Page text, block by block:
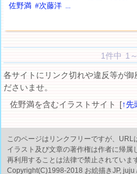
佐野満 #次藤洋 ...
1件中 1
各サイトにリンク切れや違反等が御
ださいませ。
佐野満を含むイラストサイト [↑先
このページはリンクフリーですが、URL
イラスト及び文章の著作権は作者に帰属
再利用することは法律で禁止されていま
Copyright(C)1998-2018 お絵描きJP,